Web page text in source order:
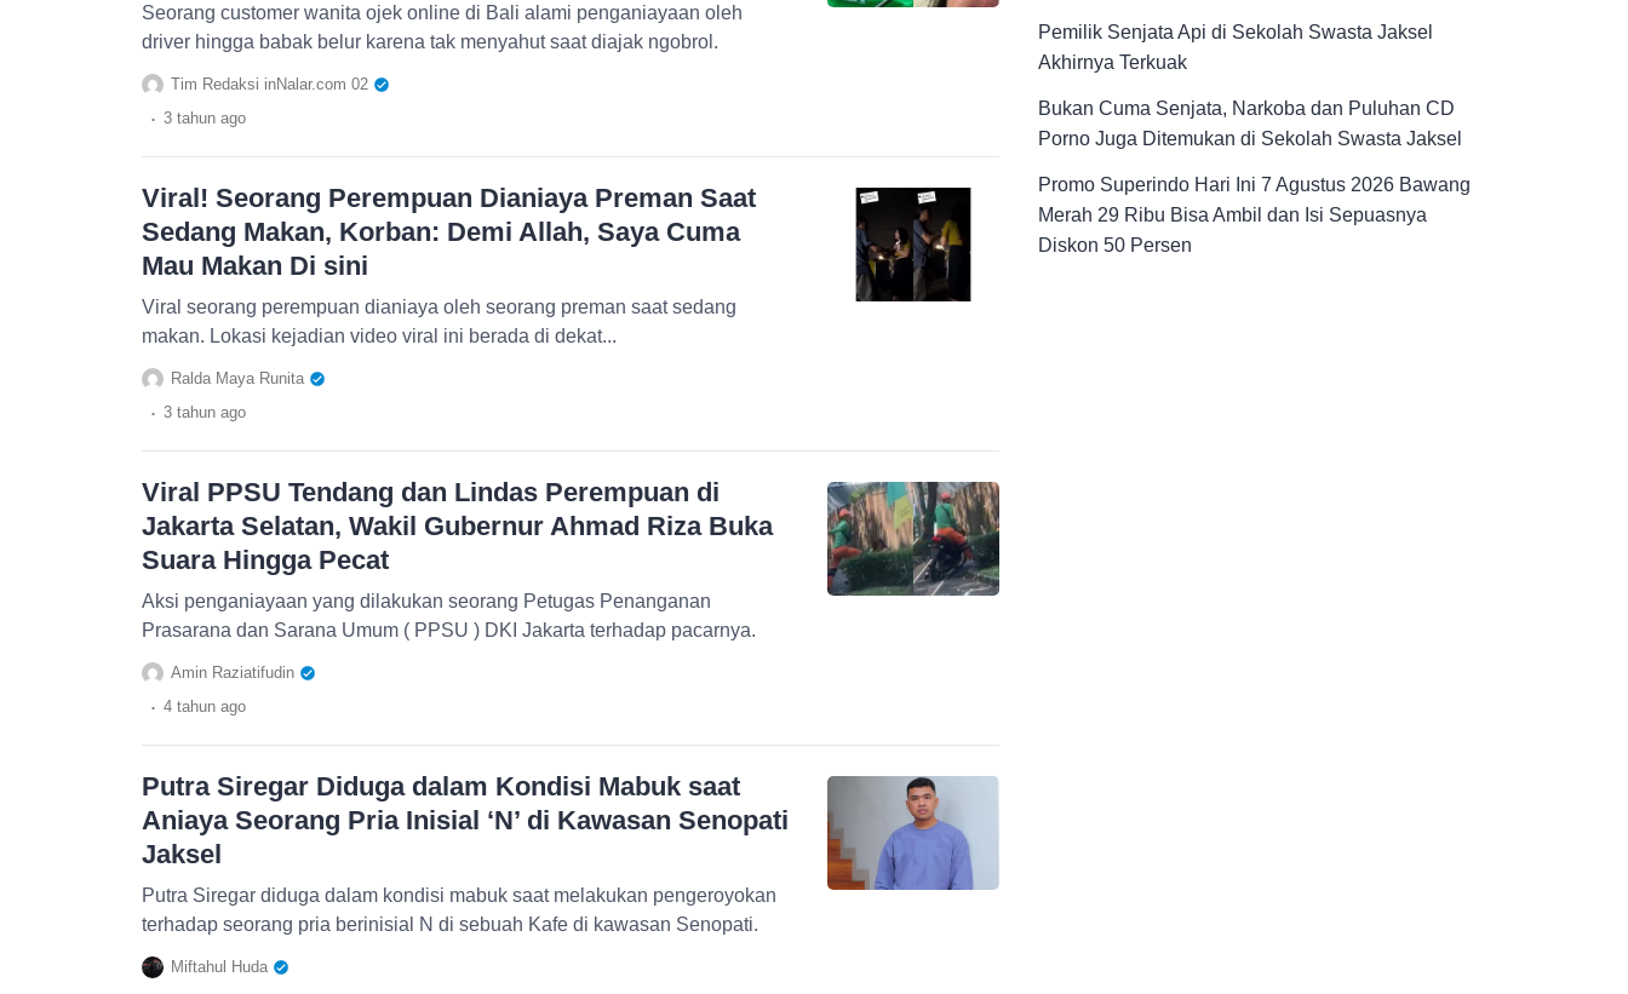
Seorang customer wanita ojek online di Bali alami penganiayaan oleh
driver hingga babak belur karena tak menyahut saat diajak ngobrol.
Tim Redaksi inNalar.com 02
. 3 tahun ago
Viral! Seorang Perempuan Dianiaya Preman Saat
Sedang Makan, Korban: Demi Allah, Saya Cuma
Mau Makan Di sini
Viral seorang perempuan dianiaya oleh seorang preman saat sedang
makan. Lokasi kejadian video viral ini berada di dekat...
Ralda Maya Runita
. 3 tahun ago
Viral PPSU Tendang dan Lindas Perempuan di
Jakarta Selatan, Wakil Gubernur Ahmad Riza Buka
Suara Hingga Pecat
Aksi penganiayaan yang dilakukan seorang Petugas Penanganan
Prasarana dan Sarana Umum ( PPSU ) DKI Jakarta terhadap pacarnya.
Amin Raziatifudin
. 4 tahun ago
Putra Siregar Diduga dalam Kondisi Mabuk saat
Aniaya Seorang Pria Inisial ‘N’ di Kawasan Senopati
Jaksel
Putra Siregar diduga dalam kondisi mabuk saat melakukan pengeroyokan
terhadap seorang pria berinisial N di sebuah Kafe di kawasan Senopati.
Miftahul Huda
Pemilik Senjata Api di Sekolah Swasta Jaksel
Akhirnya Terkuak
Bukan Cuma Senjata, Narkoba dan Puluhan CD
Porno Juga Ditemukan di Sekolah Swasta Jaksel
Promo Superindo Hari Ini 7 Agustus 2026 Bawang
Merah 29 Ribu Bisa Ambil dan Isi Sepuasnya
Diskon 50 Persen